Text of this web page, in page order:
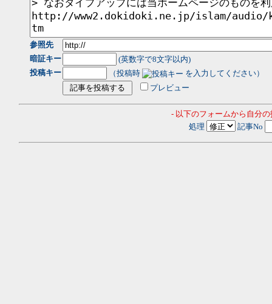
参照先
暗証キー
(英数字で8文字以内)
投稿キー
（投稿時
を入力してください）
プレビュー
- 以下のフォームから自分
処理
記事No